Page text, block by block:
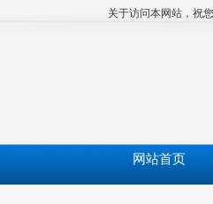
关于访问本网站，祝
网站首页